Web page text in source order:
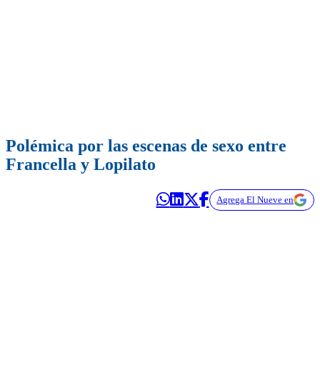
Polémica por las escenas de sexo entre
Francella y Lopilato
Agrega El Nueve en